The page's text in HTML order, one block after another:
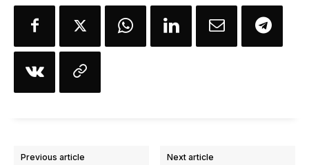
Previous article Next article